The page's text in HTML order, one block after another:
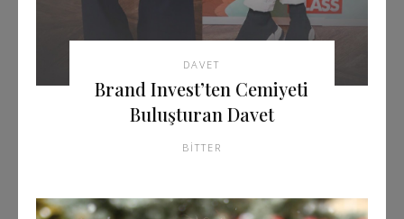
DAVET
Brand Invest’ten Cemiyeti
Buluşturan Davet
BITTER